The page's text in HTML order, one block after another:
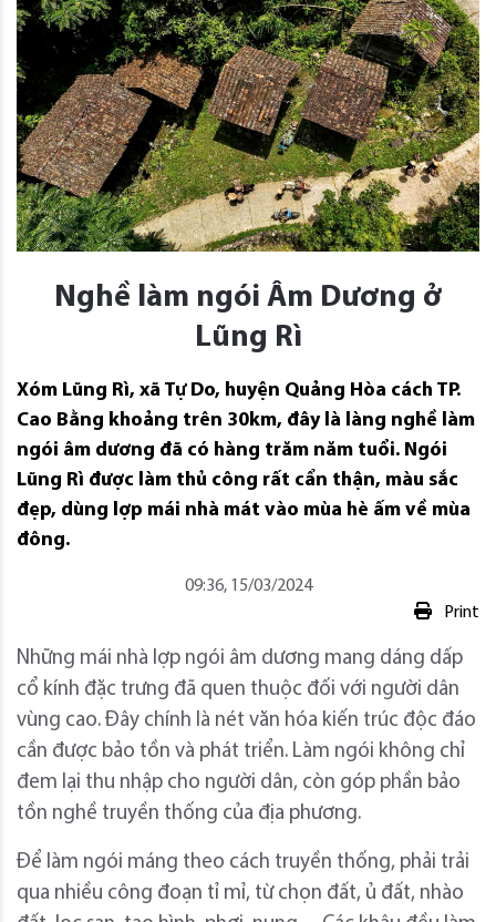
Nghề làm ngói Âm Dương ở
Lũng Rì
Xóm Lũng Rì, xã Tự Do, huyện Quảng Hòa cách TP.
Cao Bằng khoảng trên 30km, đây là làng nghề làm
ngói âm dương đã có hàng trăm năm tuổi. Ngói
Lũng Rì được làm thủ công rất cẩn thận, màu sắc
đẹp, dùng lợp mái nhà mát vào mùa hè ấm về mùa
đông.
09:36, 15/03/2024
Print
Những mái nhà lợp ngói âm dương mang dáng dấp
cổ kính đặc trưng đã quen thuộc đối với người dân
vùng cao. Đây chính là nét văn hóa kiến trúc độc đáo
cần được bảo tồn và phát triển. Làm ngói không chỉ
đem lại thu nhập cho người dân, còn góp phần bảo
tồn nghề truyền thống của địa phương.
Để làm ngói máng theo cách truyền thống, phải trải
qua nhiều công đoạn tỉ mỉ, từ chọn đất, ủ đất, nhào